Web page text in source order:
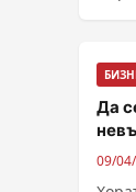
Да
09/